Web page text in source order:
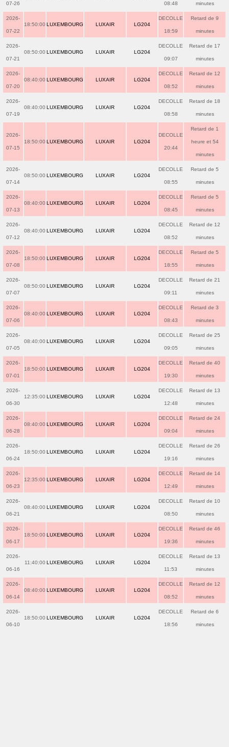
07-26 08:48 minutes
2026-
07-22
18:50:00 LUXEMBOURG LUXAIR LG204
DECOLLE
18:59
Retard de 9
minutes
2026-
07-21
08:50:00 LUXEMBOURG LUXAIR LG204
DECOLLE
09:07
Retard de 17
minutes
2026-
07-20
08:40:00 LUXEMBOURG LUXAIR LG204
DECOLLE
08:52
Retard de 12
minutes
2026-
07-19
08:40:00 LUXEMBOURG LUXAIR LG204
DECOLLE
08:58
Retard de 18
minutes
2026-
07-15
18:50:00 LUXEMBOURG LUXAIR LG204
DECOLLE
20:44
Retard de 1
heure et 54
minutes
2026-
07-14
08:50:00 LUXEMBOURG LUXAIR LG204
DECOLLE
08:55
Retard de 5
minutes
2026-
07-13
08:40:00 LUXEMBOURG LUXAIR LG204
DECOLLE
08:45
Retard de 5
minutes
2026-
07-12
08:40:00 LUXEMBOURG LUXAIR LG204
DECOLLE
08:52
Retard de 12
minutes
2026-
07-08
18:50:00 LUXEMBOURG LUXAIR LG204
DECOLLE
18:55
Retard de 5
minutes
2026-
07-07
08:50:00 LUXEMBOURG LUXAIR LG204
DECOLLE
09:11
Retard de 21
minutes
2026-
07-06
08:40:00 LUXEMBOURG LUXAIR LG204
DECOLLE
08:43
Retard de 3
minutes
2026-
07-05
08:40:00 LUXEMBOURG LUXAIR LG204
DECOLLE
09:05
Retard de 25
minutes
2026-
07-01
18:50:00 LUXEMBOURG LUXAIR LG204
DECOLLE
19:30
Retard de 40
minutes
2026-
06-30
12:35:00 LUXEMBOURG LUXAIR LG204
DECOLLE
12:48
Retard de 13
minutes
2026-
06-28
08:40:00 LUXEMBOURG LUXAIR LG204
DECOLLE
09:04
Retard de 24
minutes
2026-
06-24
18:50:00 LUXEMBOURG LUXAIR LG204
DECOLLE
19:16
Retard de 26
minutes
2026-
06-23
12:35:00 LUXEMBOURG LUXAIR LG204
DECOLLE
12:49
Retard de 14
minutes
2026-
06-21
08:40:00 LUXEMBOURG LUXAIR LG204
DECOLLE
08:50
Retard de 10
minutes
2026-
06-17
18:50:00 LUXEMBOURG LUXAIR LG204
DECOLLE
19:36
Retard de 46
minutes
2026-
06-16
11:40:00 LUXEMBOURG LUXAIR LG204
DECOLLE
11:53
Retard de 13
minutes
2026-
06-14
08:40:00 LUXEMBOURG LUXAIR LG204
DECOLLE
08:52
Retard de 12
minutes
2026-
06-10
18:50:00 LUXEMBOURG LUXAIR LG204
DECOLLE
18:56
Retard de 6
minutes